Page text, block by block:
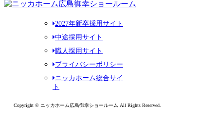
2027年新卒採用サイト
中途採用サイト
職人採用サイト
プライバシーポリシー
ニッカホーム総合サイ
ト
Copyright © ニッカホーム広島御幸ショールーム All Rights Reserved.